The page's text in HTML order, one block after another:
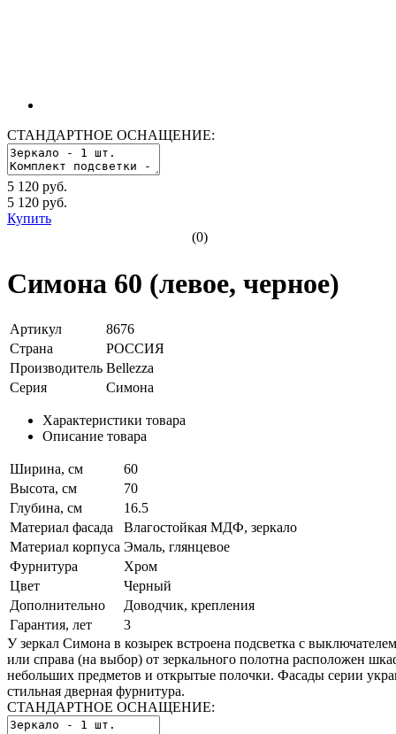
СТАНДАРТНОЕ ОСНАЩЕНИЕ:
5 120 руб.
5 120 руб.
Купить
(0)
Симона 60 (левое, черное)
Артикул
8676
Страна
РОССИЯ
Производитель Bellezza
Серия
Симона
Характеристики товара
Описание товара
Ширина, см
60
Высота, см
70
Глубина, см
16.5
Материал фасада
Влагостойкая МДФ, зеркало
Материал корпуса Эмаль, глянцевое
Фурнитура
Хром
Цвет
Черный
Дополнительно
Доводчик, крепления
Гарантия, лет
3
У зеркал Симона в козырек встроена подсветка с
или справа (на выбор) от зеркального полотна расположен
небольших предметов и открытые полочки. Фасады серии
стильная дверная фурнитура.
СТАНДАРТНОЕ ОСНАЩЕНИЕ: